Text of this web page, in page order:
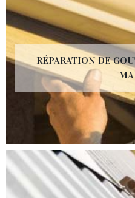
RÉPARATION DE